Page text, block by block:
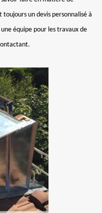
un devis personnalisé à
équipe pour les travaux de